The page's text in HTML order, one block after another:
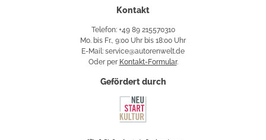
Kontakt
Telefon: +49 89 215570310
Mo. bis Fr., 9:00 Uhr bis 18:00 Uhr
E-Mail: service@autorenwelt.de
Oder per Kontakt-Formular.
Gefördert durch